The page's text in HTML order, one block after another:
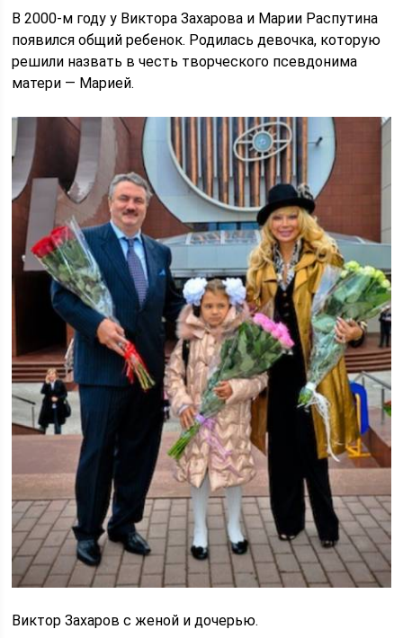
В 2000-м году у Виктора Захарова и Марии Распутина
появился общий ребенок. Родилась девочка, которую
решили назвать в честь творческого псевдонима
матери — Марией.
Виктор Захаров с женой и дочерью.